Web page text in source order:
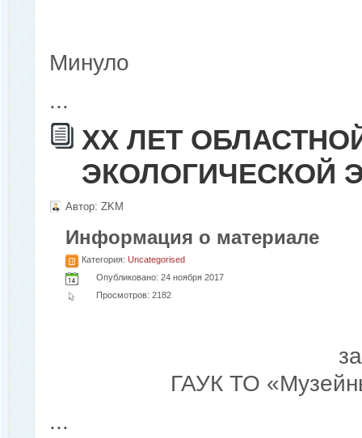
Минуло
...
ХХ ЛЕТ
ЭКОЛОГИЧЕСКОЙ
Автор: ZKM
Информация о материале
Категория: Uncategorised
Опубликовано: 24 ноября 2017
Просмотров: 2182
ГАУК ТО
...